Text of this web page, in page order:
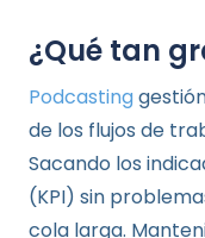
¿Qué tan
Podcasting
de los flujos de
Sacando los
(KPI) sin
cola larga.